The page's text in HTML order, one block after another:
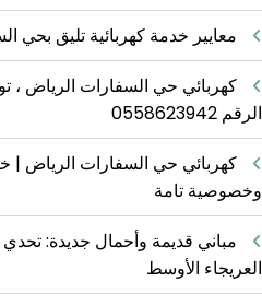
معايير خدمة كهربائية تليق بحي
كهربائي حي السفارات الرياض ،
الرقم 0558623942
كهربائي حي السفارات الرياض |
وخصوصية تامة
مباني قديمة وأحمال جديدة:
العريجاء الأوسط